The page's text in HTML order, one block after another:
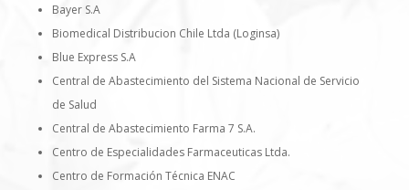
Bayer S.A
Biomedical Distribucion Chile Ltda (Loginsa)
Blue Express S.A
Central de Abastecimiento del Sistema Nacional de Servicio
de Salud
Central de Abastecimiento Farma 7 S.A.
Centro de Especialidades Farmaceuticas Ltda.
Centro de Formación Técnica ENAC